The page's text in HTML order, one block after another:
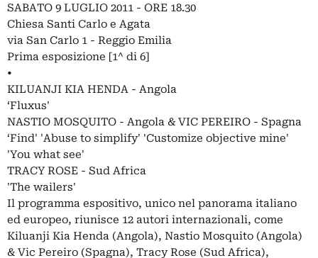
SABATO 9 LUGLIO 2011 - ORE 18.30
Chiesa Santi Carlo e Agata
via San Carlo 1 - Reggio Emilia
Prima esposizione [1^ di 6]
•
KILUANJI KIA HENDA - Angola
‘Fluxus'
NASTIO MOSQUITO - Angola & VIC PEREIRO - Spagna
‘Find' 'Abuse to simplify' 'Customize objective mine'
'You what see'
TRACY ROSE - Sud Africa
'The wailers'
Il programma espositivo, unico nel panorama italiano
ed europeo, riunisce 12 autori internazionali, come
Kiluanji Kia Henda (Angola), Nastio Mosquito (Angola)
& Vic Pereiro (Spagna), Tracy Rose (Sud Africa),